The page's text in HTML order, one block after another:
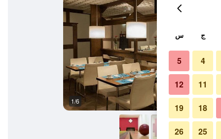
1/6
ج س
4
5
11
12
18
19
25
26